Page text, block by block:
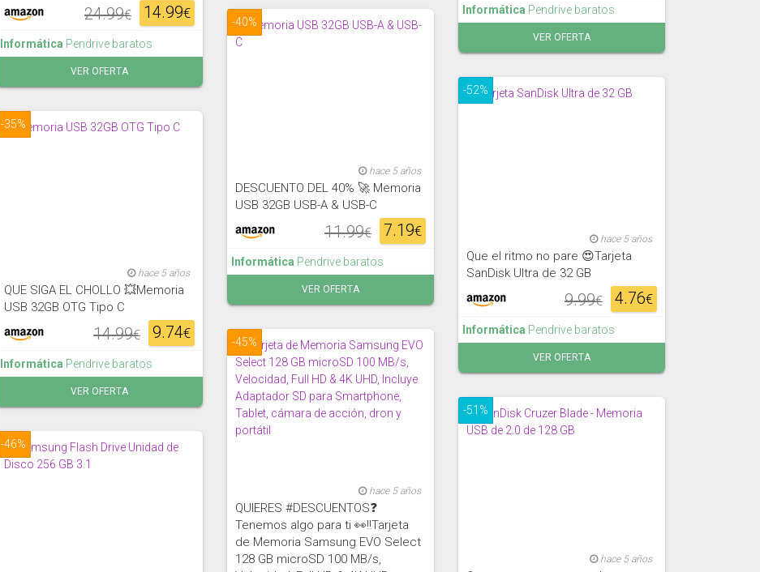
Informática Pendrive baratos
VER OFERTA
14.99€
24.99€
Informática Pendrive baratos
VER OFERTA
-40%
hace 5 años
DESCUENTO DEL 40% 🚀 Memoria
USB 32GB USB-A & USB-C
7.19€
11.99€
Informática Pendrive baratos
VER OFERTA
-52%
hace 5 años
Que el ritmo no pare 😍Tarjeta
SanDisk Ultra de 32 GB
4.76€
9.99€
Informática Pendrive baratos
VER OFERTA
-35%
hace 5 años
QUE SIGA EL CHOLLO 💥Memoria
USB 32GB OTG Tipo C
9.74€
14.99€
Informática Pendrive baratos
VER OFERTA
-45%
hace 5 años
QUIERES #DESCUENTOS❓
Tenemos algo para ti 👀‼Tarjeta
de Memoria Samsung EVO Select
128 GB microSD 100 MB/s,
-51%
hace 5 años
-46%